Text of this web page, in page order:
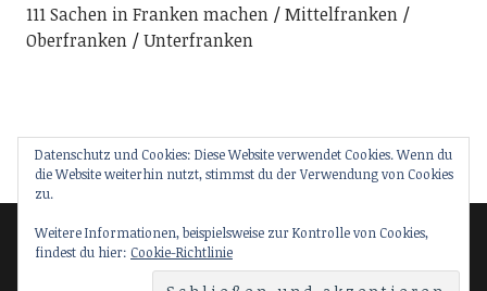
111 Sachen in Franken machen
Mittelfranken
Oberfranken
Unterfranken
Datenschutz und Cookies: Diese Website verwendet Cookies. Wenn du
die Website weiterhin nutzt, stimmst du der Verwendung von Cookies
zu.
Weitere Informationen, beispielsweise zur Kontrolle von Cookies,
findest du hier: Cookie-Richtlinie